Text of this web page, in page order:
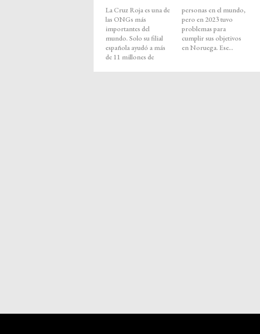
La Cruz Roja es una de
las ONGs más
importantes del
mundo. Solo su filial
española ayudó a más
de 11 millones de
personas en el mundo,
pero en 2023 tuvo
problemas para
cumplir sus objetivos
en Noruega. Ese...